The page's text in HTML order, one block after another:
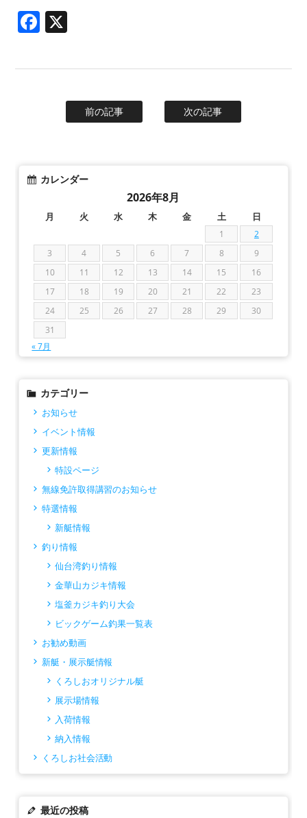
Facebook
前の記事 次の記事
カレンダー
2026年8月
月 火 水 木 金 土 日
1
2
3
4 5 6 7 8
9
10
11 12 13 14 15
16
17
18 19 20 21 22
23
24
25 26 27 28 29
30
31
« 7月
カテゴリー
お知らせ
イベント情報
更新情報
特設ページ
無線免許取得講習のお知らせ
特選情報
新艇情報
釣り情報
仙台湾釣り情報
金華山カジキ情報
塩釜カジキ釣り大会
ビックゲーム釣果一覧表
お勧め動画
新艇・展示艇情報
くろしおオリジナル艇
展示場情報
入荷情報
納入情報
くろしお社会活動
最近の投稿